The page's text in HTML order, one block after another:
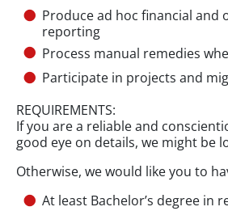
Produce ad hoc financial and
reporting
Process manual remedies
Participate in projects and
REQUIREMENTS:
If you are a reliable and
good eye on details, we might be
Otherwise, we would like you to
At least Bachelor’s degree in